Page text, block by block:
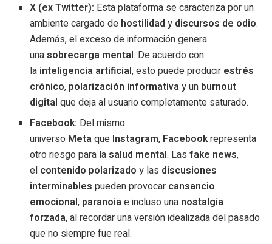
X (ex Twitter): Esta plataforma se caracteriza por un
ambiente cargado de hostilidad y discursos de odio.
Además, el exceso de información genera
unasobrecarga mental. De acuerdo con
la inteligencia artificial, esto puede producir estrés
crónico, polarización informativay un burnout
digital que deja al usuario completamente saturado.
Facebook: Del mismo
universo Metaque Instagram, Facebookrepresenta
otro riesgo para lasalud mental. Lasfake news,
el contenido polarizado y las discusiones
interminables pueden provocar cansancio
emocional, paranoiae incluso una nostalgia
forzada, al recordar una versión idealizada del pasado
que no siempre fue real.